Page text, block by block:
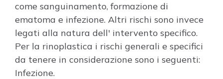
come sanguinamento, formazione di
ematoma e infezione. Altri rischi sono invece
legati alla natura dell' intervento specifico.
Per la rinoplastica i rischi generali e specifici
da tenere in considerazione sono i seguenti:
Infezione.